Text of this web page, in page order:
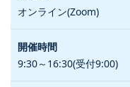
オンライン(Zoom)
9:30～16:30(受付9:00)